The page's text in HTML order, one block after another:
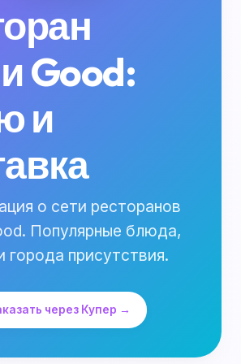
Good:
и
о сети ресторанов
Популярные блюда,
города присутствия.
через Купер →